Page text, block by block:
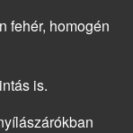
fehér, homogén
is.